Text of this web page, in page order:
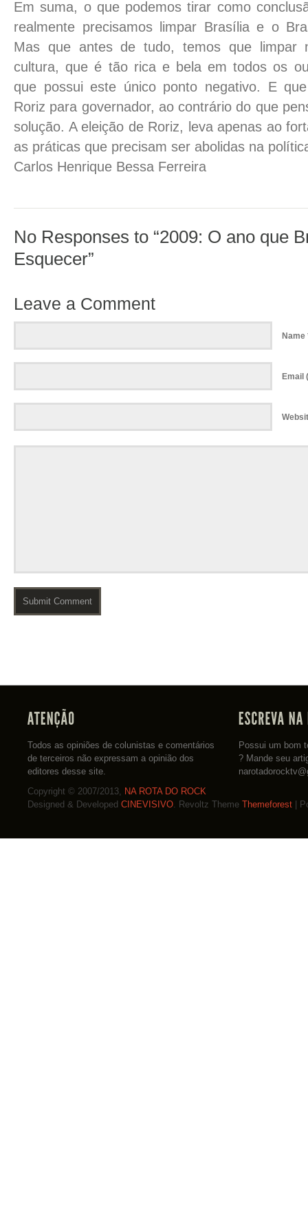
Em suma, o que podemos tirar como
realmente precisamos limpar Brasília e o
Mas que antes de tudo, temos que limpar
cultura, que é tão rica e bela em todos os
que possui este único ponto negativo. E
Roriz para governador, ao contrário do que
solução. A eleição de Roriz, leva apenas ao
as práticas que precisam ser abolidas na
Carlos Henrique Bessa Ferreira
No Responses to “2009: O ano que
Esquecer”
Leave a Comment
Name
Email
Todos as opiniões de colunistas e comentários
de terceiros não expressam a opinião dos
editores desse site.
Possui um bom
? Mande seu
Copyright © 2007/2013, NA ROTA DO ROCK
Designed & Developed CINEVISIVO. Revoltz Theme Themeforest |